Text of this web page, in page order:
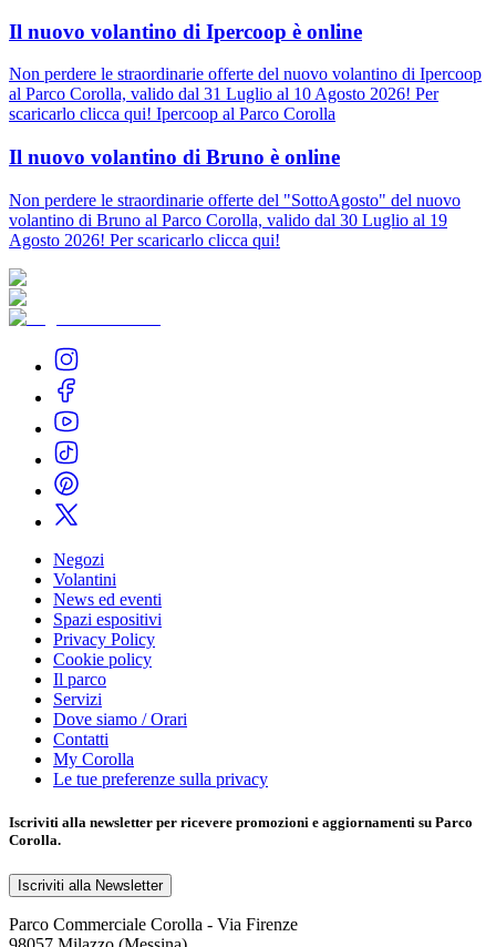
Il nuovo volantino di Ipercoop è online
Non perdere le straordinarie offerte del nuovo volantino di Ipercoop
al Parco Corolla, valido dal 31 Luglio al 10 Agosto 2026! Per
scaricarlo clicca qui! Ipercoop al Parco Corolla
Il nuovo volantino di Bruno è online
Non perdere le straordinarie offerte del "SottoAgosto" del nuovo
volantino di Bruno al Parco Corolla, valido dal 30 Luglio al 19
Agosto 2026! Per scaricarlo clicca qui!
Negozi
Volantini
News ed eventi
Spazi espositivi
Privacy Policy
Cookie policy
Il parco
Servizi
Dove siamo / Orari
Contatti
My Corolla
Le tue preferenze sulla privacy
Iscriviti alla newsletter per ricevere promozioni e aggiornamenti su Parco
Corolla.
Iscriviti alla Newsletter
Parco Commerciale Corolla - Via Firenze